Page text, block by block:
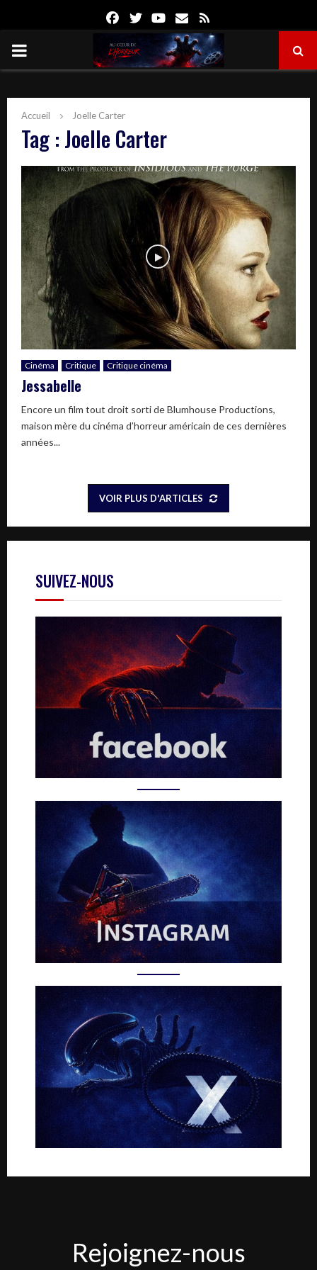
FacebookTwitterYoutube
Email
PRIMARY
Accueil Joelle Carter
Tag : Joelle Carter
Cinéma Critique Critique cinéma
Jessabelle
Encore un film tout droit sorti de Blumhouse Productions,
maison mère du cinéma d’horreur américain de ces dernières
années...
VOIR PLUS D'ARTICLES
SUIVEZ-NOUS
nous
Rejoignez-nous